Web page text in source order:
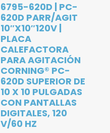
6795-620D | PC-
620D PARR/AGIT
10″X10″120V |
PLACA
CALEFACTORA
PARA AGITACIÓN
CORNING® PC-
620D SUPERIOR DE
10 X 10 PULGADAS
CON PANTALLAS
DIGITALES, 120
V/60 HZ